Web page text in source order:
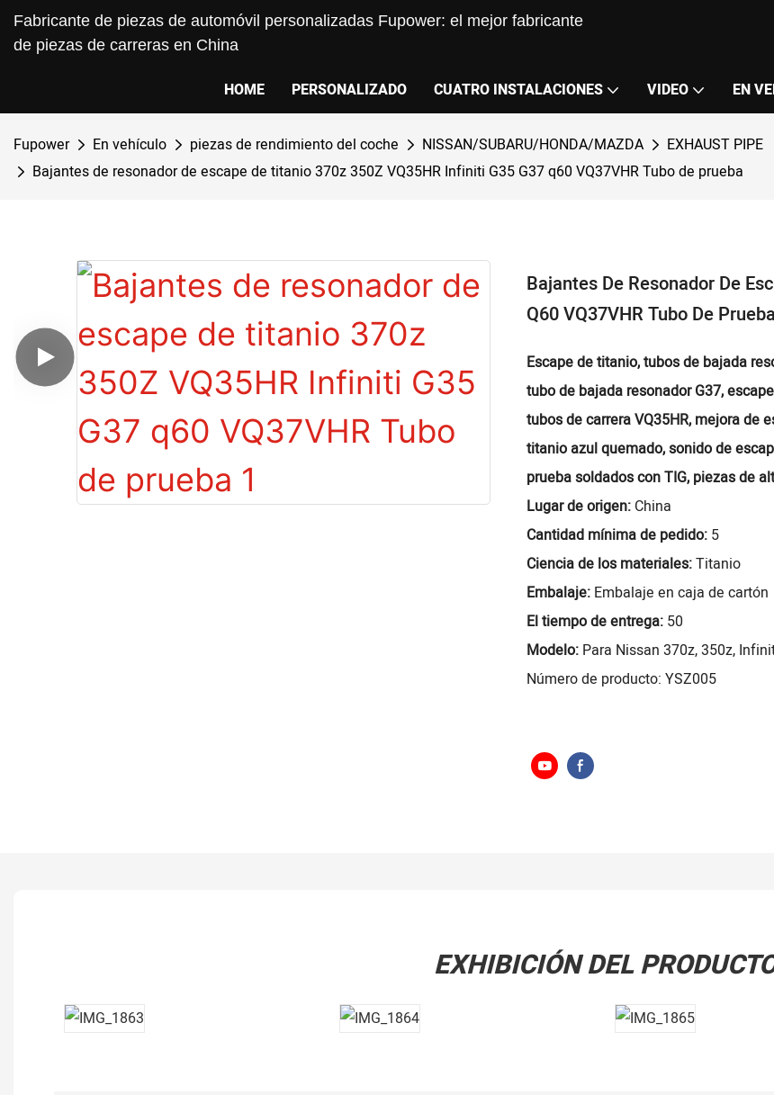
Fabricante de piezas de automóvil personalizadas Fupower: el mejor fabricante
de piezas de carreras en China
HOME PERSONALIZADO CUATRO INSTALACIONES VIDEO EN
Fupower En vehículo piezas de rendimiento del coche NISSAN/SUBARU/HONDA/MAZDA
EXHAUST PIPE
Bajantes de resonador de escape de titanio 370z 350Z VQ35HR Infiniti G35 G37 q60 VQ37VHR Tubo de prueba
Bajantes De Resonador De
Q60 VQ37VHR Tubo De Prueba
Escape de titanio, tubos de bajada
tubo de bajada resonador G37,
tubos de carrera VQ35HR, mejora de
titanio azul quemado, sonido de
prueba soldados con TIG, piezas de
Lugar de origen: China
Cantidad mínima de pedido: 5
Ciencia de los materiales:Titanio
Embalaje: Embalaje en caja de cartón
El tiempo de entrega: 50
Modelo: Para Nissan 370z, 350z,
Número de producto: YSZ005
EXHIBICIÓN DEL